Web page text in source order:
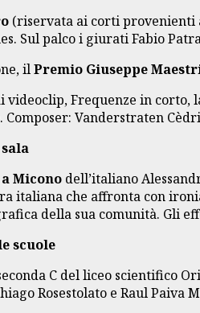
(riservata ai corti provenienti
Sul palco i giurati Fabio
ilPremio Giuseppe
videoclip, Frequenze in
Vanderstraten
a Micono dell’italiano
italiana che affronta con
della sua comunità. Gli
scuole
C del liceo scientifico
Rosestolato e Raul